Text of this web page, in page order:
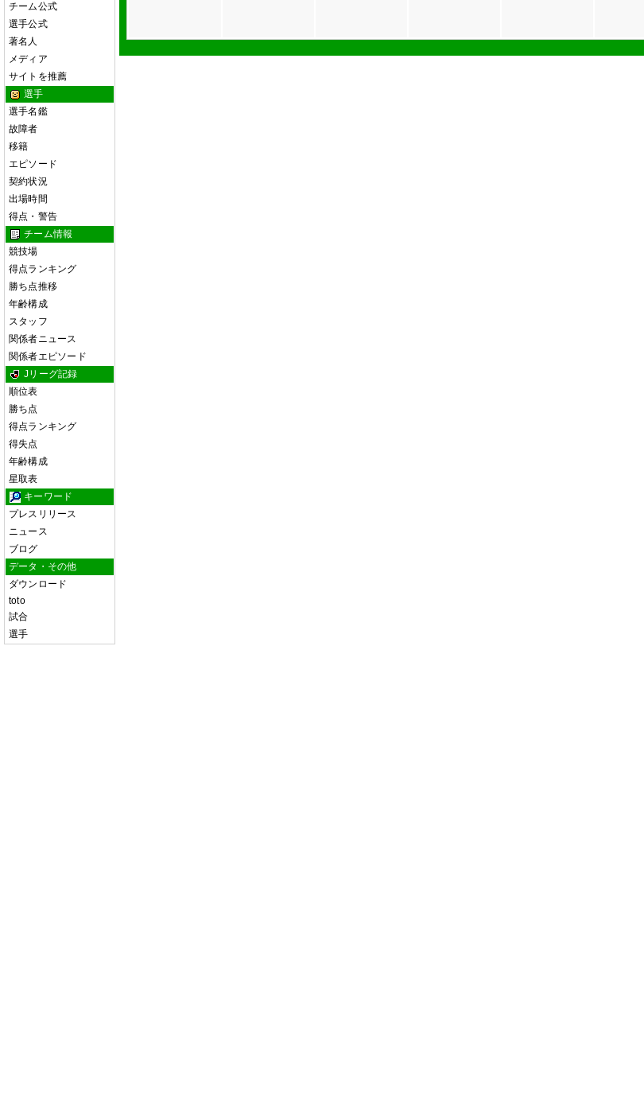
チーム公式
選手公式
著名人
メディア
サイトを推薦
選手
選手名鑑
故障者
移籍
エピソード
契約状況
出場時間
得点・警告
チーム情報
競技場
得点ランキング
勝ち点推移
年齢構成
スタッフ
関係者ニュース
関係者エピソード
Jリーグ記録
順位表
勝ち点
得点ランキング
得失点
年齢構成
星取表
キーワード
プレスリリース
ニュース
ブログ
データ・その他
ダウンロード
toto
試合
選手